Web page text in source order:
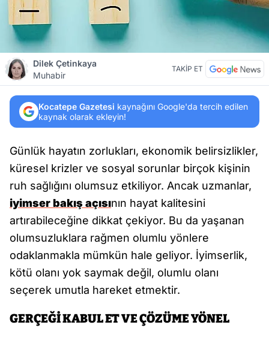
Dilek Çetinkaya
Muhabir
TAKİP ET
Kocatepe Gazetesi kaynağını Google'da tercih edilen
kaynak olarak ekleyin!
Günlük hayatın zorlukları, ekonomik belirsizlikler,
küresel krizler ve sosyal sorunlar birçok kişinin
ruh sağlığını olumsuz etkiliyor. Ancak uzmanlar,
iyimser bakış açısının hayat kalitesini
artırabileceğine dikkat çekiyor. Bu da yaşanan
olumsuzluklara rağmen olumlu yönlere
odaklanmakla mümkün hale geliyor. İyimserlik,
kötü olanı yok saymak değil, olumlu olanı
seçerek umutla hareket etmektir.
GERÇEĞİ KABUL ET VE ÇÖZÜME YÖNEL